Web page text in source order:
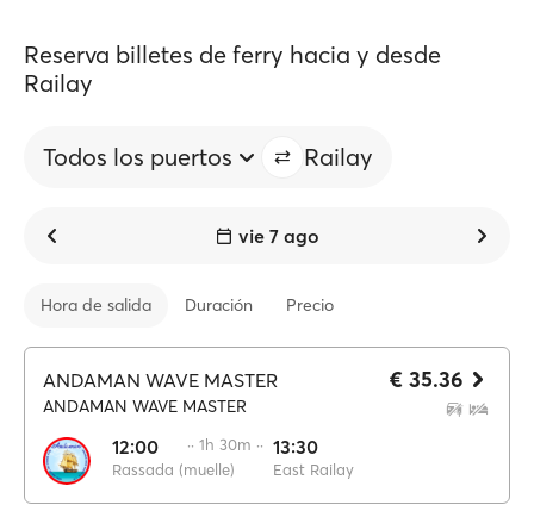
Reserva billetes de ferry hacia y desde
Railay
Todos los puertos Railay
vie 7 ago
Hora de salida Duración Precio
ANDAMAN WAVE MASTER
ANDAMAN WAVE MASTER
12:00
Rassada (muelle)
·· 1h 30m ·· 13:30
East Railay
€ 35.36